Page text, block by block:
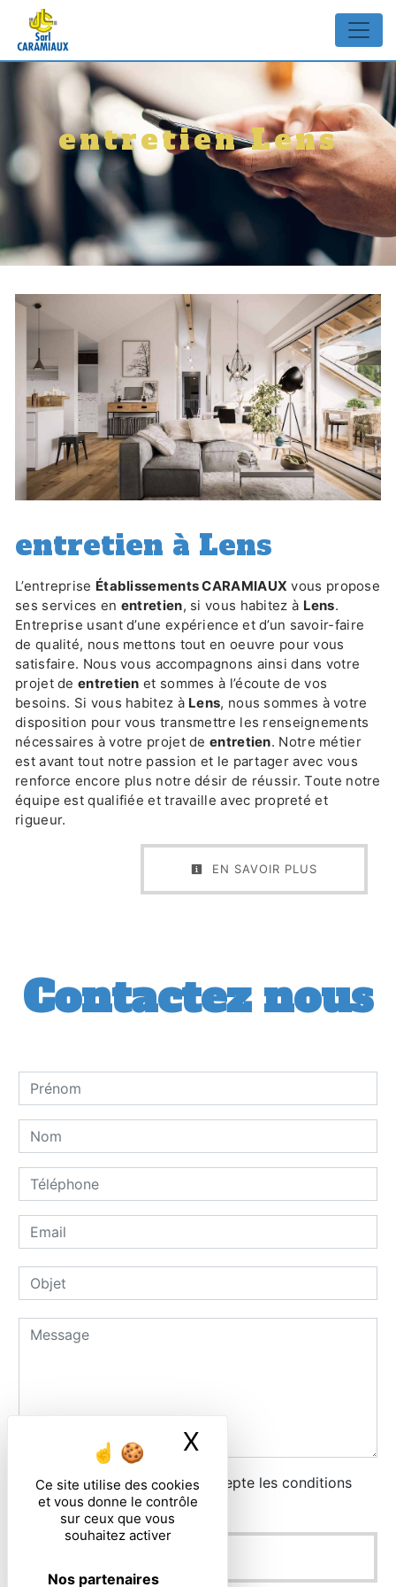
Panneau de gestion des cookies
Ce site utilise des cookies
et vous donne le contrôle
sur ceux que vous
souhaitez activer
Nos partenaires
X
entretien Lens
entretien à Lens
L’entreprise Établissements CARAMIAUX vous propose
ses services en entretien, si vous habitez à Lens.
Entreprise usant d’une expérience et d’un savoir-faire
de qualité, nous mettons tout en oeuvre pour vous
satisfaire. Nous vous accompagnons ainsi dans votre
projet de entretien et sommes à l’écoute de vos
besoins. Si vous habitez à Lens, nous sommes à votre
disposition pour vous transmettre les renseignements
nécessaires à votre projet deentretien. Notre métier
est avant tout notre passion et le partager avec vous
renforce encore plus notre désir de réussir. Toute notre
équipe est qualifiée et travaille avec propreté et
rigueur.
EN SAVOIR PLUS
Contactez nous
En cochant cette case, j'accepte les conditions
particulières ci-dessous **